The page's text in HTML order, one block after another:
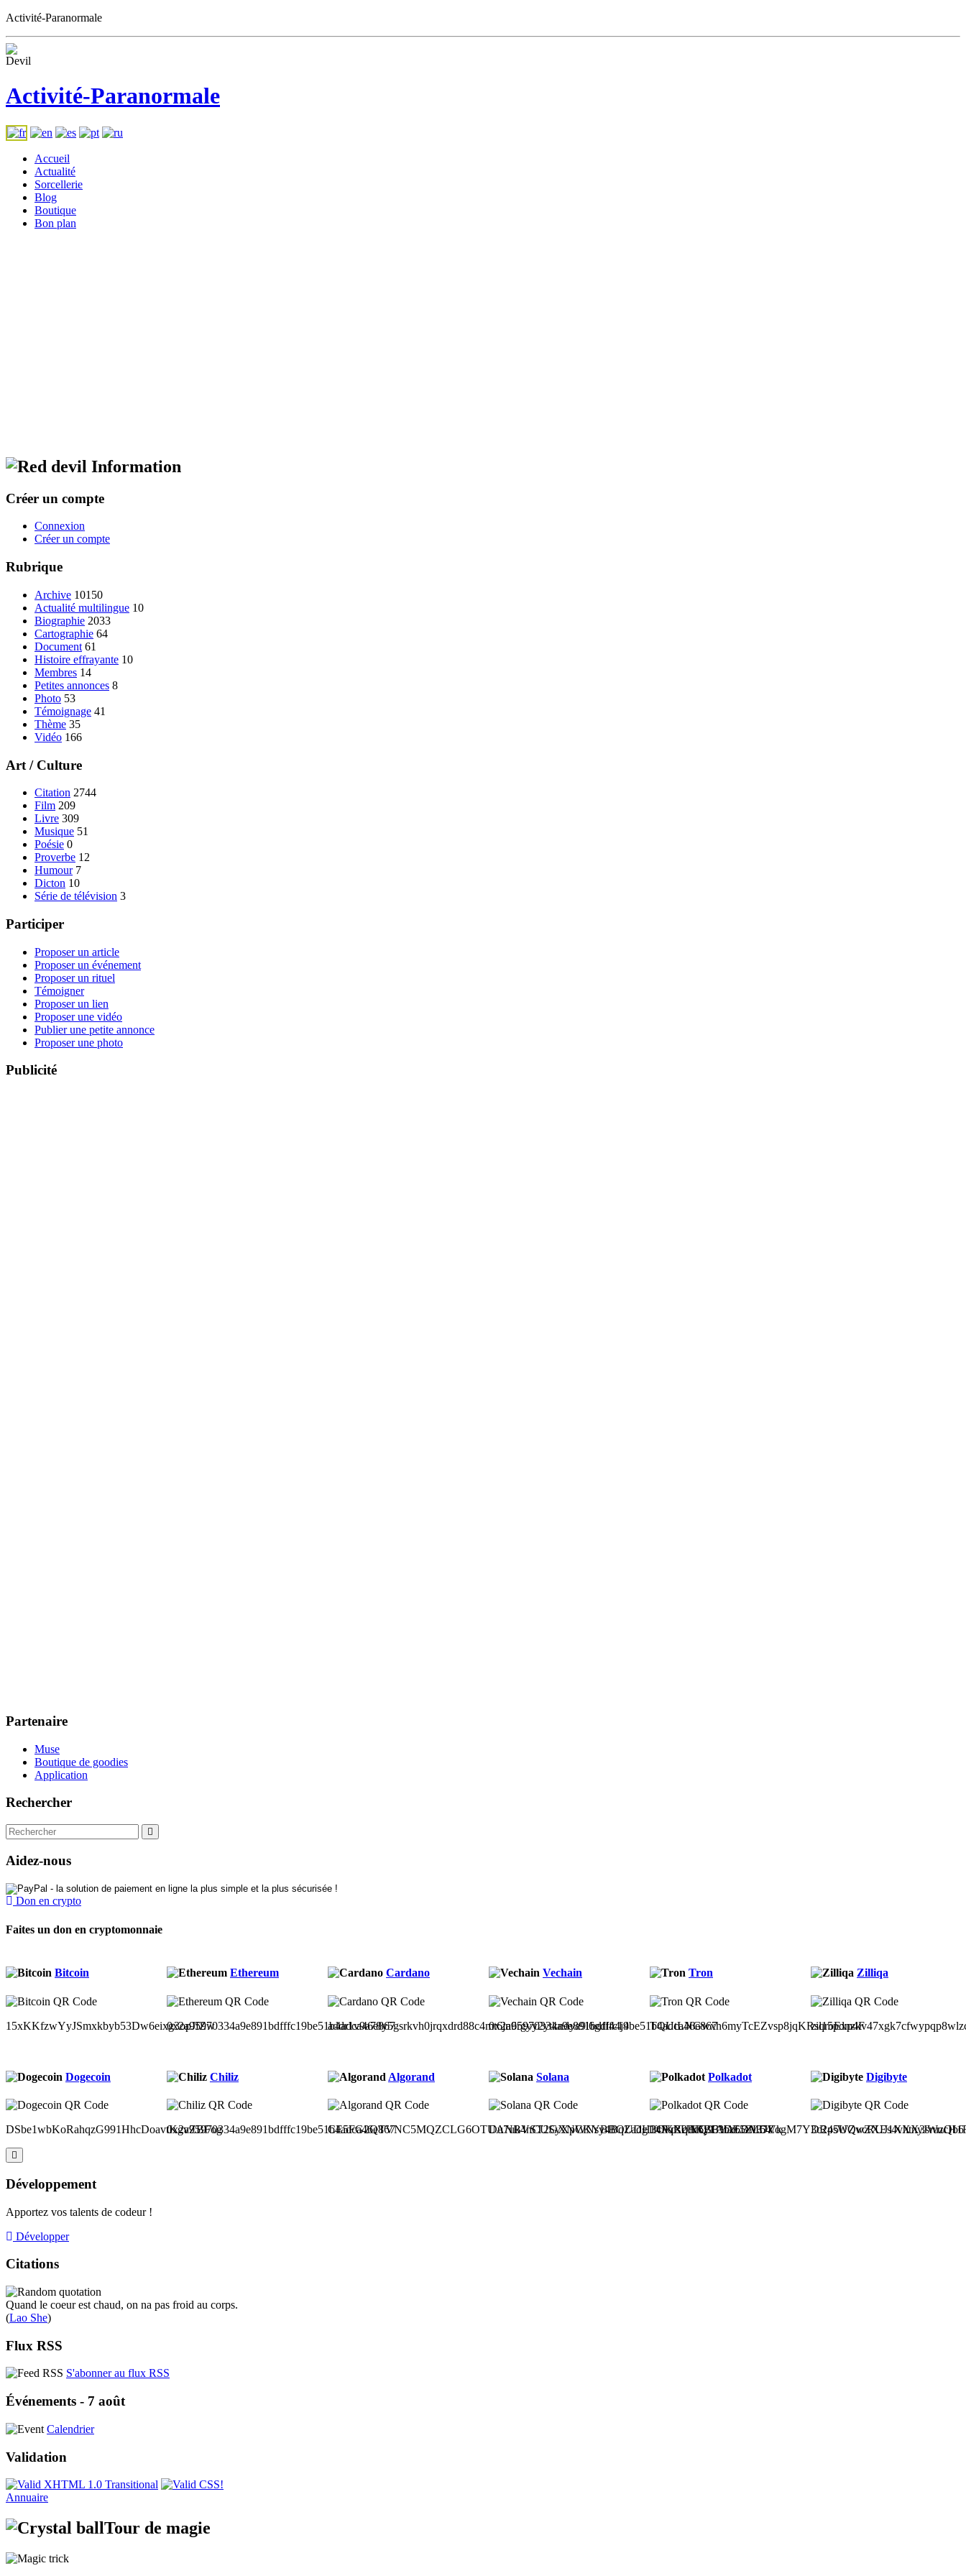
Activité-Paranormale
Activité-Paranormale
Accueil
Actualité
Sorcellerie
Blog
Boutique
Bon plan
Information
Créer un compte
Connexion
Créer un compte
Rubrique
Archive 10150
Actualité multilingue 10
Biographie 2033
Cartographie 64
Document 61
Histoire effrayante 10
Membres 14
Petites annonces 8
Photo 53
Témoignage 41
Thème 35
Vidéo 166
Art / Culture
Citation 2744
Film 209
Livre 309
Musique 51
Poésie 0
Proverbe 12
Humour 7
Dicton 10
Série de télévision 3
Participer
Proposer un article
Proposer un événement
Proposer un rituel
Témoigner
Proposer un lien
Proposer une vidéo
Publier une petite annonce
Proposer une photo
Publicité
Partenaire
Muse
Boutique de goodies
Application
Rechercher
Aidez-nous
Don en crypto
Faites un don en cryptomonnaie
Bitcoin
15xKKfzwYyJSmxkbyb53Dw6eixg3opJfZw
Ethereum
0x2a95970334a9e891bdfffc19be51b4adca46e867
Cardano
addr1v9a78y5gsrkvh0jrqxdrd88c4mt6jn6rgyy2ytkndya9l6gdl44j4
Vechain
0x2a95970334a9e891bdfffc19be51b4adca46e867
Tron
TQUtLNGwxh6myTcEZvsp8jqKRsqroExp4F
Zilliqa
Dogecoin
DSbe1wbKoRahqzG991HhcDoavtKgvZBFog
Chiliz
0x2a95970334a9e891bdfffc19be51b4adca46e867
Algorand
CE5FG2QTVNC5MQZCLG6OTUANBVST2GXNCKYBBOUDH3OKR2HRBF3DE5ZL64
Solana
Du7uk4nCUSyXpWNsy4BqZadg1fcVdsUN6y1Abz6DMDVk
Polkadot
14PqXqdcQ93YAL3A37ZogM7Y3c2p5UQvcRUJ1XXX3sruzQb6
Digibyte
Développement
Apportez vos talents de codeur !
Développer
Citations
Quand le coeur est chaud, on na pas froid au corps.
(Lao She)
Flux RSS
S'abonner au flux RSS
Événements - 7 août
Calendrier
Validation
Annuaire
Tour de magie